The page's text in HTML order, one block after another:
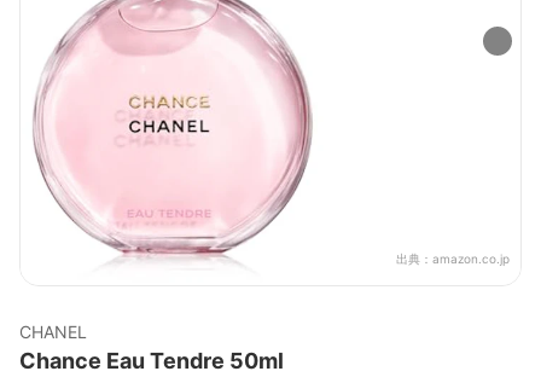
出典： amazon.co.jp
CHANEL
Chance Eau Tendre 50ml